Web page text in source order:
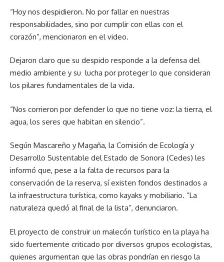
“Hoy nos despidieron. No por fallar en nuestras
responsabilidades, sino por cumplir con ellas con el
corazón”, mencionaron en el video.
Dejaron claro que su despido responde a la defensa del
medio ambiente y su lucha por proteger lo que consideran
los pilares fundamentales de la vida.
“Nos corrieron por defender lo que no tiene voz: la tierra, el
agua, los seres que habitan en silencio”.
Según Mascareño y Magaña, la Comisión de Ecología y
Desarrollo Sustentable del Estado de Sonora (Cedes) les
informó que, pese a la falta de recursos para la
conservación de la reserva, sí existen fondos destinados a
la infraestructura turística, como kayaks y mobiliario. “La
naturaleza quedó al final de la lista”, denunciaron.
El proyecto de construir un malecón turístico en la playa ha
sido fuertemente criticado por diversos grupos ecologistas,
quienes argumentan que las obras pondrían en riesgo la